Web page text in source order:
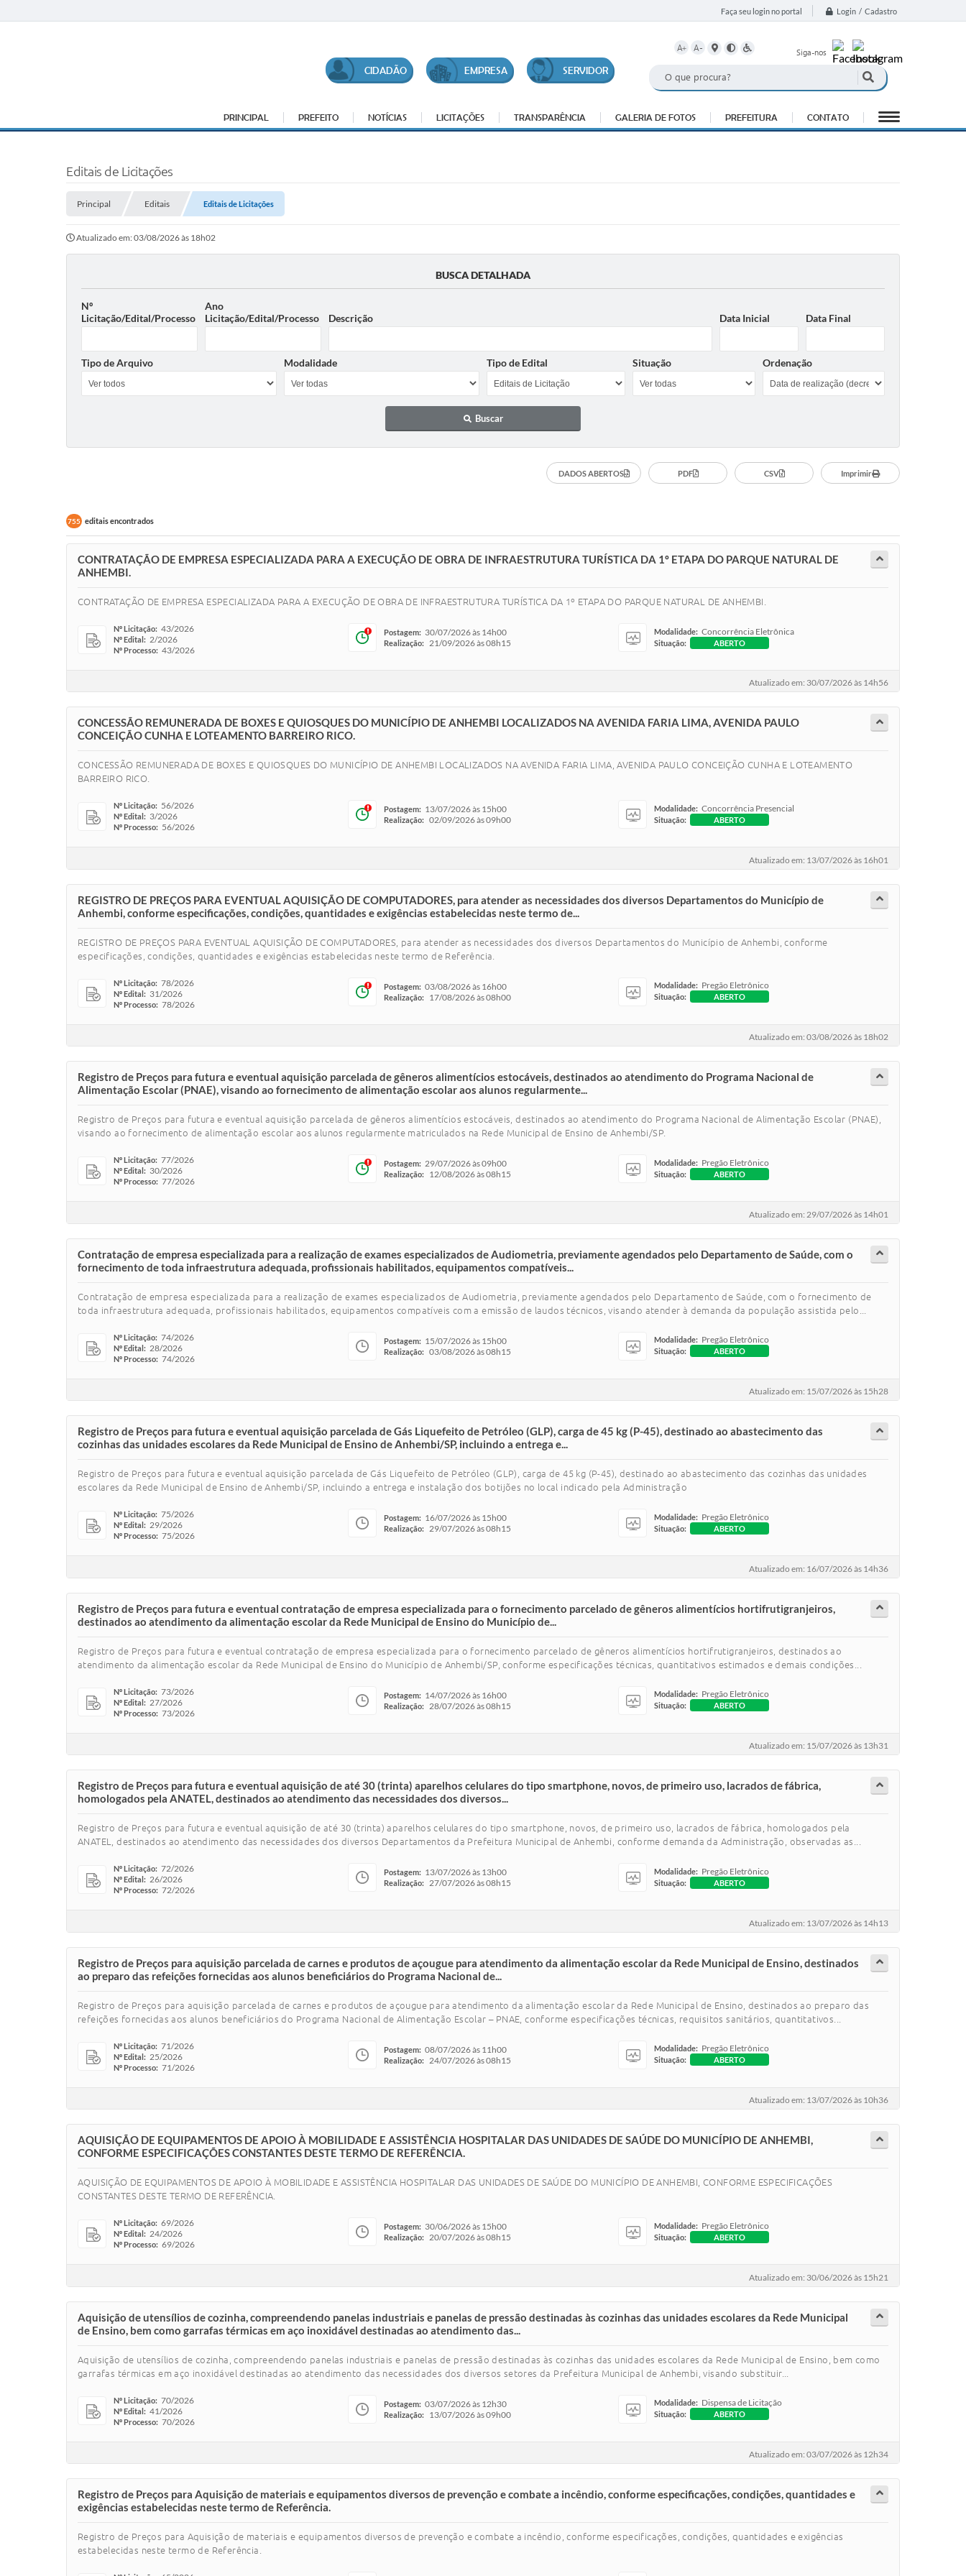
Faça seu login no portal Login / Cadastro
CIDADÃO EMPRESA SERVIDOR
A+ A- Siga-nos
PRINCIPAL PREFEITO NOTÍCIAS LICITAÇÕES TRANSPARÊNCIA GALERIA DE FOTOS PREFEITURA CONTATO
Editais de Licitações
Principal Editais Editais de Licitações
Atualizado em: 03/08/2026 às 18h02
BUSCA DETALHADA
Nº
Licitação/Edital/Processo
Ano
Licitação/Edital/Processo
Descrição Data Inicial Data Final
Tipo de Arquivo Modalidade Tipo de Edital Situação Ordenação
Buscar
DADOS ABERTOS PDF CSV Imprimir
755 editais encontrados
CONTRATAÇÃO DE EMPRESA ESPECIALIZADA PARA A EXECUÇÃO DE OBRA DE INFRAESTRUTURA TURÍSTICA DA 1º ETAPA DO PARQUE NATURAL DE
ANHEMBI.
CONTRATAÇÃO DE EMPRESA ESPECIALIZADA PARA A EXECUÇÃO DE OBRA DE INFRAESTRUTURA TURÍSTICA DA 1º ETAPA DO PARQUE NATURAL DE ANHEMBI.
Nº Licitação: 43/2026
Nº Edital: 2/2026
Nº Processo: 43/2026
Postagem: 30/07/2026 às 14h00
Realização: 21/09/2026 às 08h15
Modalidade: Concorrência Eletrônica
Situação: ABERTO
Atualizado em: 30/07/2026 às 14h56
CONCESSÃO REMUNERADA DE BOXES E QUIOSQUES DO MUNICÍPIO DE ANHEMBI LOCALIZADOS NA AVENIDA FARIA LIMA, AVENIDA PAULO
CONCEIÇÃO CUNHA E LOTEAMENTO BARREIRO RICO.
CONCESSÃO REMUNERADA DE BOXES E QUIOSQUES DO MUNICÍPIO DE ANHEMBI LOCALIZADOS NA AVENIDA FARIA LIMA, AVENIDA PAULO CONCEIÇÃO CUNHA E LOTEAMENTO
BARREIRO RICO.
Nº Licitação: 56/2026
Nº Edital: 3/2026
Nº Processo: 56/2026
Postagem: 13/07/2026 às 15h00
Realização: 02/09/2026 às 09h00
Modalidade: Concorrência Presencial
Situação: ABERTO
Atualizado em: 13/07/2026 às 16h01
REGISTRO DE PREÇOS PARA EVENTUAL AQUISIÇÃO DE COMPUTADORES, para atender as necessidades dos diversos Departamentos do Município de
Anhembi, conforme especificações, condições, quantidades e exigências estabelecidas neste termo de...
REGISTRO DE PREÇOS PARA EVENTUAL AQUISIÇÃO DE COMPUTADORES, para atender as necessidades dos diversos Departamentos do Município de Anhembi, conforme
especificações, condições, quantidades e exigências estabelecidas neste termo de Referência.
Nº Licitação: 78/2026
Nº Edital: 31/2026
Nº Processo: 78/2026
Postagem: 03/08/2026 às 16h00
Realização: 17/08/2026 às 08h00
Modalidade: Pregão Eletrônico
Situação: ABERTO
Atualizado em: 03/08/2026 às 18h02
Registro de Preços para futura e eventual aquisição parcelada de gêneros alimentícios estocáveis, destinados ao atendimento do Programa Nacional de
Alimentação Escolar (PNAE), visando ao fornecimento de alimentação escolar aos alunos regularmente...
Registro de Preços para futura e eventual aquisição parcelada de gêneros alimentícios estocáveis, destinados ao atendimento do Programa Nacional de Alimentação Escolar (PNAE),
visando ao fornecimento de alimentação escolar aos alunos regularmente matriculados na Rede Municipal de Ensino de Anhembi/SP.
Nº Licitação: 77/2026
Nº Edital: 30/2026
Nº Processo: 77/2026
Postagem: 29/07/2026 às 09h00
Realização: 12/08/2026 às 08h15
Modalidade: Pregão Eletrônico
Situação: ABERTO
Atualizado em: 29/07/2026 às 14h01
Contratação de empresa especializada para a realização de exames especializados de Audiometria, previamente agendados pelo Departamento de Saúde, com o
fornecimento de toda infraestrutura adequada, profissionais habilitados, equipamentos compatíveis...
Contratação de empresa especializada para a realização de exames especializados de Audiometria, previamente agendados pelo Departamento de Saúde, com o fornecimento de
toda infraestrutura adequada, profissionais habilitados, equipamentos compatíveis com a emissão de laudos técnicos, visando atender à demanda da população assistida pelo...
Nº Licitação: 74/2026
Nº Edital: 28/2026
Nº Processo: 74/2026
Postagem: 15/07/2026 às 15h00
Realização: 03/08/2026 às 08h15
Modalidade: Pregão Eletrônico
Situação: ABERTO
Atualizado em: 15/07/2026 às 15h28
Registro de Preços para futura e eventual aquisição parcelada de Gás Liquefeito de Petróleo (GLP), carga de 45 kg (P-45), destinado ao abastecimento das
cozinhas das unidades escolares da Rede Municipal de Ensino de Anhembi/SP, incluindo a entrega e...
Registro de Preços para futura e eventual aquisição parcelada de Gás Liquefeito de Petróleo (GLP), carga de 45 kg (P-45), destinado ao abastecimento das cozinhas das unidades
escolares da Rede Municipal de Ensino de Anhembi/SP, incluindo a entrega e instalação dos botijões no local indicado pela Administração
Nº Licitação: 75/2026
Nº Edital: 29/2026
Nº Processo: 75/2026
Postagem: 16/07/2026 às 15h00
Realização: 29/07/2026 às 08h15
Modalidade: Pregão Eletrônico
Situação: ABERTO
Atualizado em: 16/07/2026 às 14h36
Registro de Preços para futura e eventual contratação de empresa especializada para o fornecimento parcelado de gêneros alimentícios hortifrutigranjeiros,
destinados ao atendimento da alimentação escolar da Rede Municipal de Ensino do Município de...
Registro de Preços para futura e eventual contratação de empresa especializada para o fornecimento parcelado de gêneros alimentícios hortifrutigranjeiros, destinados ao
atendimento da alimentação escolar da Rede Municipal de Ensino do Município de Anhembi/SP, conforme especificações técnicas, quantitativos estimados e demais condições...
Nº Licitação: 73/2026
Nº Edital: 27/2026
Nº Processo: 73/2026
Postagem: 14/07/2026 às 16h00
Realização: 28/07/2026 às 08h15
Modalidade: Pregão Eletrônico
Situação: ABERTO
Atualizado em: 15/07/2026 às 13h31
Registro de Preços para futura e eventual aquisição de até 30 (trinta) aparelhos celulares do tipo smartphone, novos, de primeiro uso, lacrados de fábrica,
homologados pela ANATEL, destinados ao atendimento das necessidades dos diversos...
Registro de Preços para futura e eventual aquisição de até 30 (trinta) aparelhos celulares do tipo smartphone, novos, de primeiro uso, lacrados de fábrica, homologados pela
ANATEL, destinados ao atendimento das necessidades dos diversos Departamentos da Prefeitura Municipal de Anhembi, conforme demanda da Administração, observadas as...
Nº Licitação: 72/2026
Nº Edital: 26/2026
Nº Processo: 72/2026
Postagem: 13/07/2026 às 13h00
Realização: 27/07/2026 às 08h15
Modalidade: Pregão Eletrônico
Situação: ABERTO
Atualizado em: 13/07/2026 às 14h13
Registro de Preços para aquisição parcelada de carnes e produtos de açougue para atendimento da alimentação escolar da Rede Municipal de Ensino, destinados
ao preparo das refeições fornecidas aos alunos beneficiários do Programa Nacional de...
Registro de Preços para aquisição parcelada de carnes e produtos de açougue para atendimento da alimentação escolar da Rede Municipal de Ensino, destinados ao preparo das
refeições fornecidas aos alunos beneficiários do Programa Nacional de Alimentação Escolar – PNAE, conforme especificações técnicas, requisitos sanitários, quantitativos...
Nº Licitação: 71/2026
Nº Edital: 25/2026
Nº Processo: 71/2026
Postagem: 08/07/2026 às 11h00
Realização: 24/07/2026 às 08h15
Modalidade: Pregão Eletrônico
Situação: ABERTO
Atualizado em: 13/07/2026 às 10h36
AQUISIÇÃO DE EQUIPAMENTOS DE APOIO À MOBILIDADE E ASSISTÊNCIA HOSPITALAR DAS UNIDADES DE SAÚDE DO MUNICÍPIO DE ANHEMBI,
CONFORME ESPECIFICAÇÕES CONSTANTES DESTE TERMO DE REFERÊNCIA.
AQUISIÇÃO DE EQUIPAMENTOS DE APOIO À MOBILIDADE E ASSISTÊNCIA HOSPITALAR DAS UNIDADES DE SAÚDE DO MUNICÍPIO DE ANHEMBI, CONFORME ESPECIFICAÇÕES
CONSTANTES DESTE TERMO DE REFERÊNCIA.
Nº Licitação: 69/2026
Nº Edital: 24/2026
Nº Processo: 69/2026
Postagem: 30/06/2026 às 15h00
Realização: 20/07/2026 às 08h15
Modalidade: Pregão Eletrônico
Situação: ABERTO
Atualizado em: 30/06/2026 às 15h21
Aquisição de utensílios de cozinha, compreendendo panelas industriais e panelas de pressão destinadas às cozinhas das unidades escolares da Rede Municipal
de Ensino, bem como garrafas térmicas em aço inoxidável destinadas ao atendimento das...
Aquisição de utensílios de cozinha, compreendendo panelas industriais e panelas de pressão destinadas às cozinhas das unidades escolares da Rede Municipal de Ensino, bem como
garrafas térmicas em aço inoxidável destinadas ao atendimento das necessidades dos diversos setores da Prefeitura Municipal de Anhembi, visando substituir...
Nº Licitação: 70/2026
Nº Edital: 41/2026
Nº Processo: 70/2026
Postagem: 03/07/2026 às 12h30
Realização: 13/07/2026 às 09h00
Modalidade: Dispensa de Licitação
Situação: ABERTO
Atualizado em: 03/07/2026 às 12h34
Registro de Preços para Aquisição de materiais e equipamentos diversos de prevenção e combate a incêndio, conforme especificações, condições, quantidades e
exigências estabelecidas neste termo de Referência.
Registro de Preços para Aquisição de materiais e equipamentos diversos de prevenção e combate a incêndio, conforme especificações, condições, quantidades e exigências
estabelecidas neste termo de Referência.